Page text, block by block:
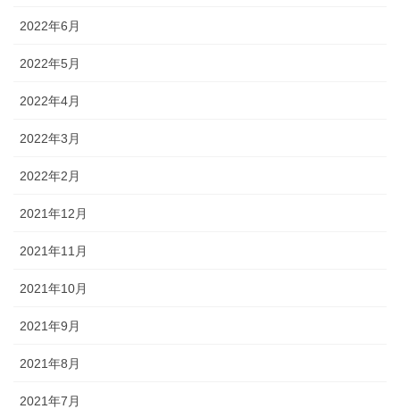
2022年6月
2022年5月
2022年4月
2022年3月
2022年2月
2021年12月
2021年11月
2021年10月
2021年9月
2021年8月
2021年7月